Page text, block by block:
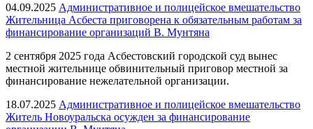
04.09.2025 Административное и полицейское вмешательство
Жительница Асбеста приговорена к обязательным работам за
финансирование организаций В. Мунтяна
2 сентября 2025 года Асбестовский городской суд вынес
местной жительнице обвинительный приговор местной за
финансирование нежелательной организации.
18.07.2025 Административное и полицейское вмешательство
Житель Новоуральска осужден за финансирование